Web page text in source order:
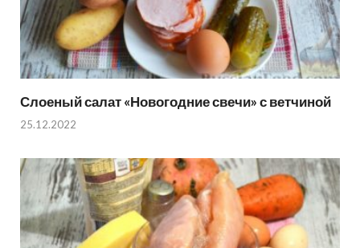
Слоеный салат «Новогодние свечи» с ветчиной
25.12.2022